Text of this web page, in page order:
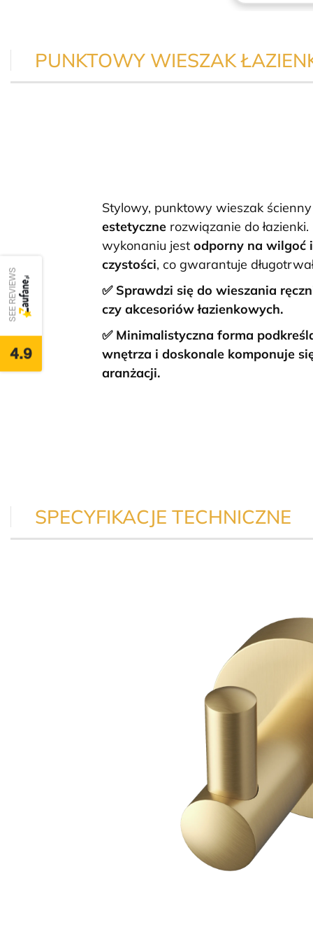
SEE REVIEWS
4.9
PUNKTOWY WIESZAK
Stylowy, punktowy wieszak
estetyczne rozwiązanie do
wykonaniu jestodporny na wilgoć
czystości, co gwarantuje
✅ Sprawdzi się do wieszania
czy akcesoriów łazienkowych.
✅ Minimalistyczna forma
wnętrza i doskonale komponuje
aranżacji.
SPECYFIKACJE TECHNICZNE